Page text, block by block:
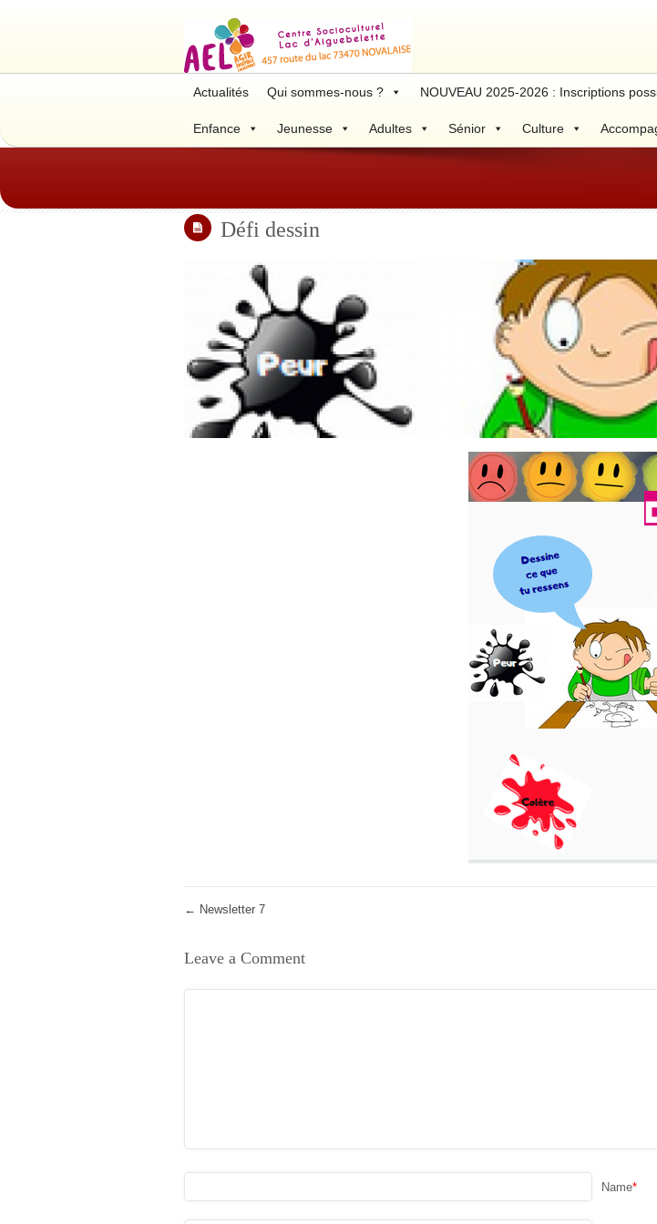
Actualités Qui sommes-nous ? NOUVEAU 2025-2026 : Inscriptions
Enfance Jeunesse Adultes Sénior Culture
Défi dessin
← Newsletter 7
Leave a Comment
Name*